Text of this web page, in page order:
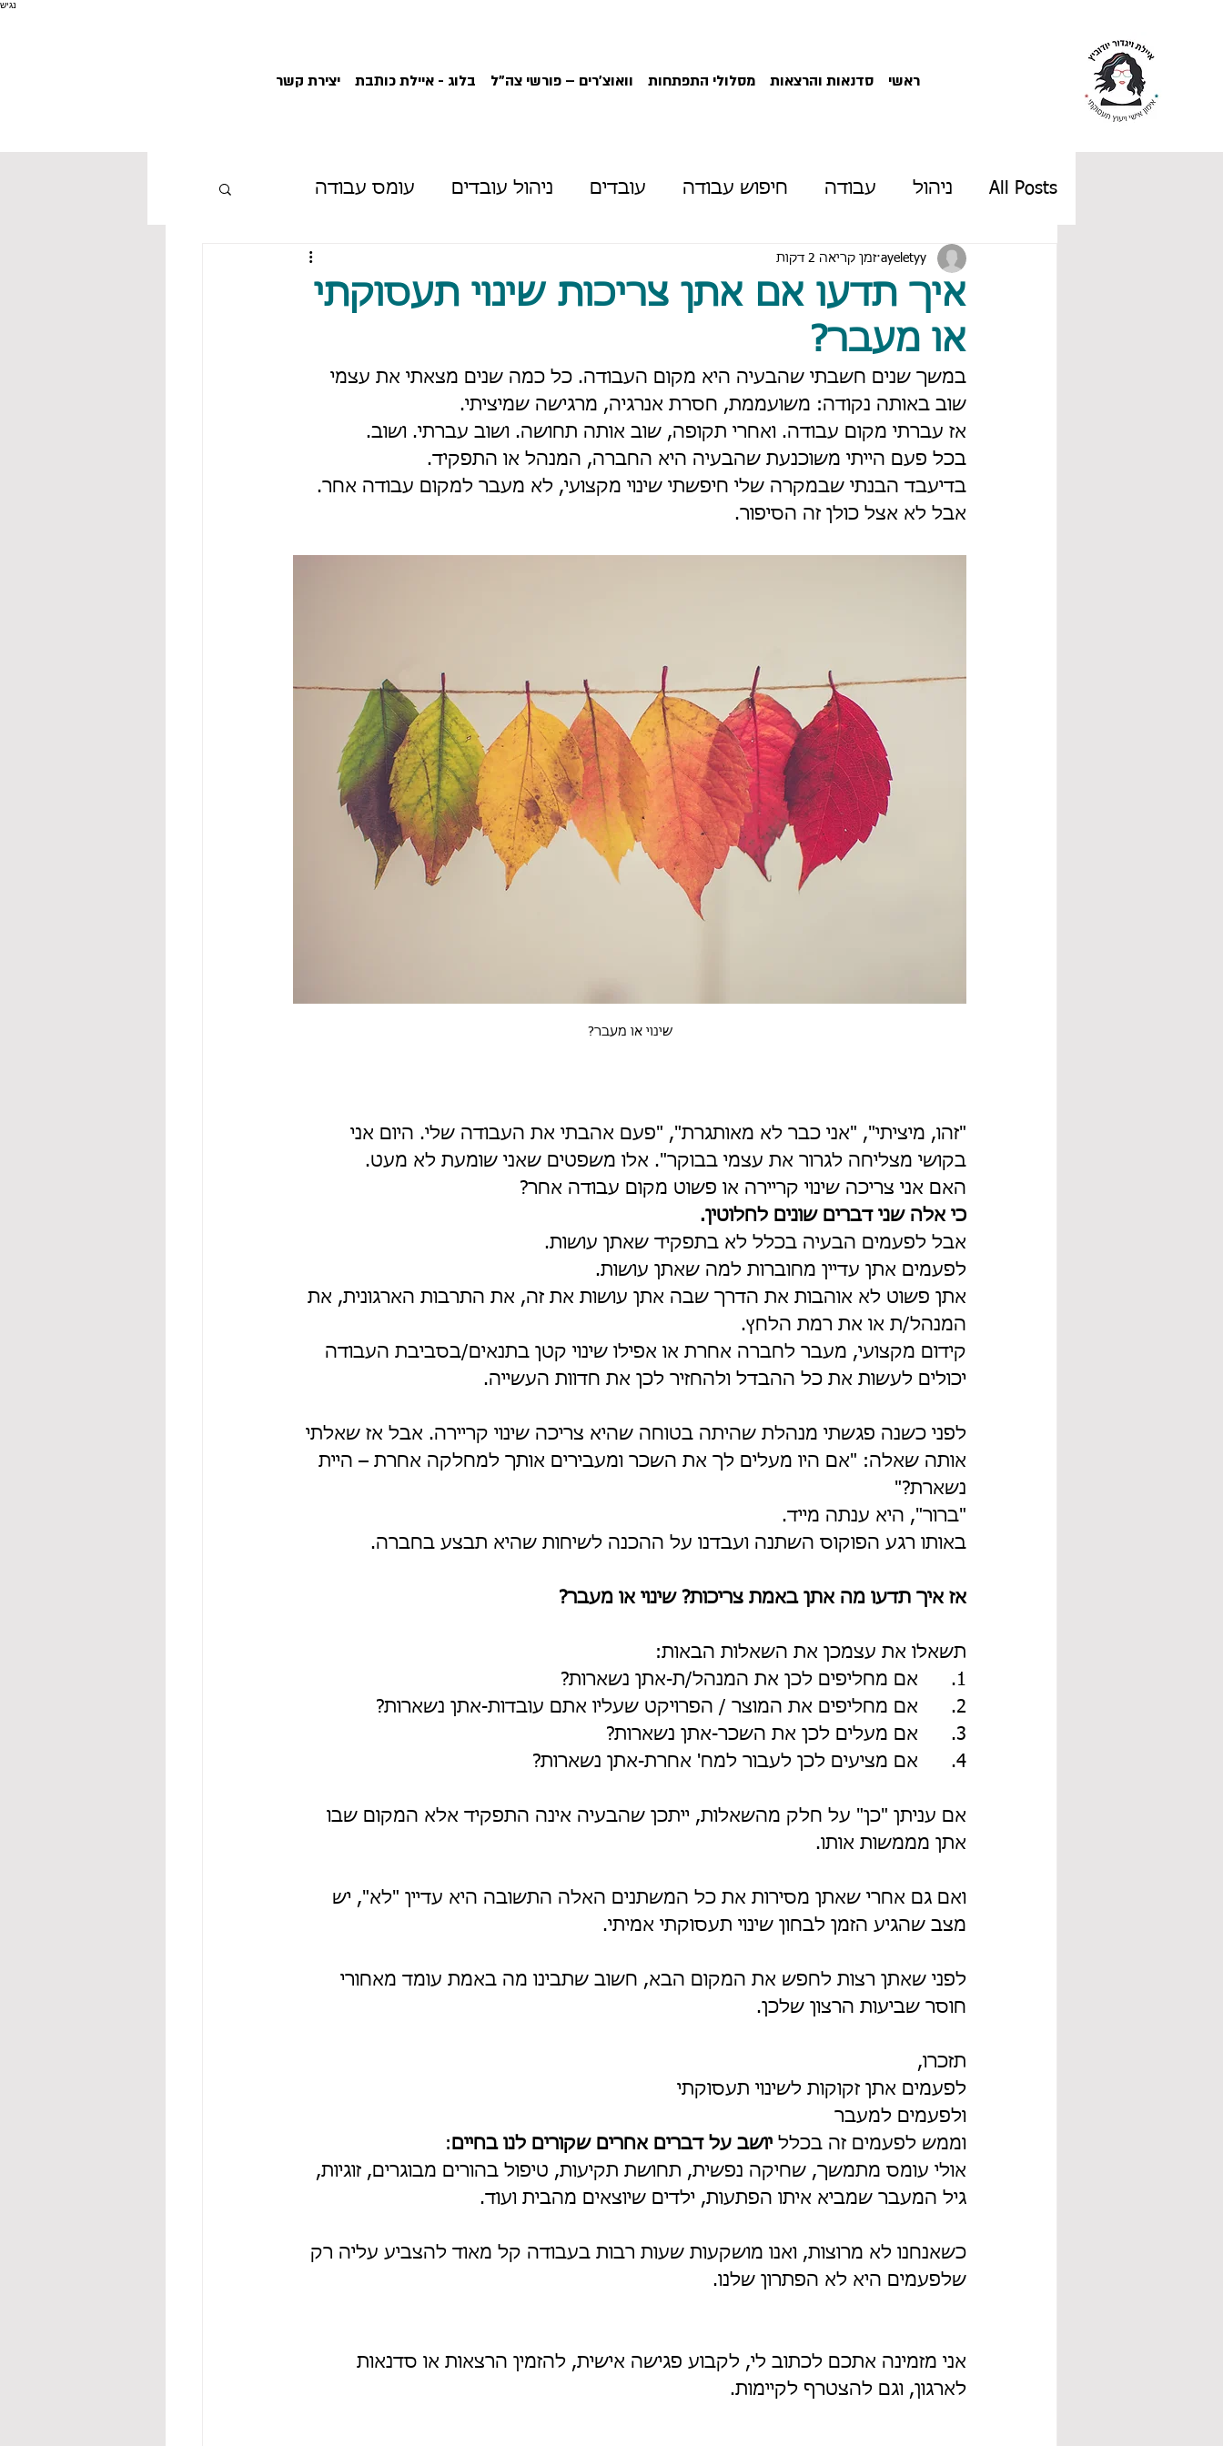
נגיש
ראשי סדנאות והרצאות מסלולי התפתחות וואוצ'רים – פורשי צה"ל בלוג - איילת כותבת יצירת קשר
All Posts ניהול עבודה חיפוש עבודה עובדים ניהול עובדים עומס עבודה
ניהול זמן קריירה שכר
גיל המעבר הכנה לראיון עבודה
איך תדעו אם אתן צריכות שינוי תעסוקתי
או מעבר?
ayeletyy זמן קריאה 2 דקות
במשך שנים חשבתי שהבעיה היא מקום העבודה. כל כמה שנים מצאתי את עצמי
שוב באותה נקודה: משועממת, חסרת אנרגיה, מרגישה שמיציתי.
אז עברתי מקום עבודה. ואחרי תקופה, שוב אותה תחושה. ושוב עברתי. ושוב.
בכל פעם הייתי משוכנעת שהבעיה היא החברה, המנהל או התפקיד.
בדיעבד הבנתי שבמקרה שלי חיפשתי שינוי מקצועי, לא מעבר למקום עבודה אחר.
אבל לא אצל כולן זה הסיפור.
שינוי או מעבר?
"זהו, מיציתי", "אני כבר לא מאותגרת", "פעם אהבתי את העבודה שלי. היום אני
בקושי מצליחה לגרור את עצמי בבוקר". אלו משפטים שאני שומעת לא מעט.
האם אני צריכה שינוי קריירה או פשוט מקום עבודה אחר?
כי אלה שני דברים שונים לחלוטין.
אבל לפעמים הבעיה בכלל לא בתפקיד שאתן עושות.
לפעמים אתן עדיין מחוברות למה שאתן עושות.
אתן פשוט לא אוהבות את הדרך שבה אתן עושות את זה, את התרבות הארגונית, את
המנהל/ת או את רמת הלחץ.
קידום מקצועי, מעבר לחברה אחרת או אפילו שינוי קטן בתנאים/בסביבת העבודה
יכולים לעשות את כל ההבדל ולהחזיר לכן את חדוות העשייה.
לפני כשנה פגשתי מנהלת שהיתה בטוחה שהיא צריכה שינוי קריירה. אבל אז שאלתי
אותה שאלה: "אם היו מעלים לך את השכר ומעבירים אותך למחלקה אחרת – היית
נשארת?"
"ברור", היא ענתה מייד.
באותו רגע הפוקוס השתנה ועבדנו על ההכנה לשיחות שהיא תבצע בחברה.
אז איך תדעו מה אתן באמת צריכות? שינוי או מעבר?
תשאלו את עצמכן את השאלות הבאות:
1.      אם מחליפים לכן את המנהל/ת-אתן נשארות?
2.      אם מחליפים את המוצר / הפרויקט שעליו אתם עובדות-אתן נשארות?
3.      אם מעלים לכן את השכר-אתן נשארות?
4.      אם מציעים לכן לעבור למח' אחרת-אתן נשארות?
אם עניתן "כן" על חלק מהשאלות, ייתכן שהבעיה אינה התפקיד אלא המקום שבו
אתן מממשות אותו.
ואם גם אחרי שאתן מסירות את כל המשתנים האלה התשובה היא עדיין "לא", יש
מצב שהגיע הזמן לבחון שינוי תעסוקתי אמיתי.
לפני שאתן רצות לחפש את המקום הבא, חשוב שתבינו מה באמת עומד מאחורי
חוסר שביעות הרצון שלכן.
תזכרו,
לפעמים אתן זקוקות לשינוי תעסוקתי
ולפעמים למעבר
וממש לפעמים זה בכלל יושב על דברים אחרים שקורים לנו בחיים :
אולי עומס מתמשך, שחיקה נפשית, תחושת תקיעות, טיפול בהורים מבוגרים, זוגיות,
גיל המעבר שמביא איתו הפתעות, ילדים שיוצאים מהבית ועוד.
כשאנחנו לא מרוצות, ואנו מושקעות שעות רבות בעבודה קל מאוד להצביע עליה רק
שלפעמים היא לא הפתרון שלנו.
אני מזמינה אתכם לכתוב לי, לקבוע פגישה אישית, להזמין הרצאות או סדנאות
לארגון, וגם להצטרף לקיימות.